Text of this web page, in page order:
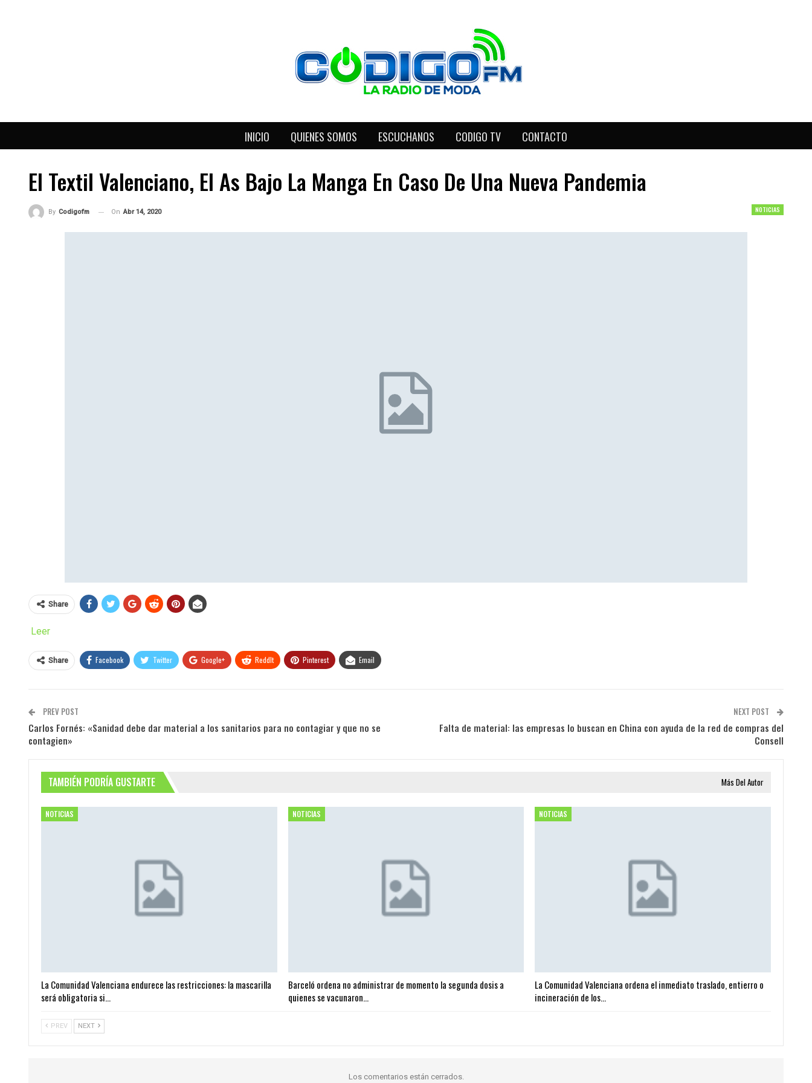
INICIO QUIENES SOMOS ESCUCHANOS CODIGO TV CONTACTO
El Textil Valenciano, El As Bajo La Manga En Caso De Una Nueva Pandemia
NOTICIAS
By Codigofm On Abr 14, 2020
Share
Leer
Share Facebook Twitter Google+ ReddIt Pinterest Email
PREV POST
Carlos Fornés: «Sanidad debe dar material a los sanitarios para no contagiar y que no se
contagien»
NEXT POST
Falta de material: las empresas lo buscan en China con ayuda de la red de compras del
Consell
TAMBIÉN PODRÍA GUSTARTE Más Del Autor
NOTICIAS
La Comunidad Valenciana endurece las restricciones: la mascarilla
será obligatoria si…
NOTICIAS
Barceló ordena no administrar de momento la segunda dosis a
quienes se vacunaron…
NOTICIAS
La Comunidad Valenciana ordena el inmediato traslado, entierro o
incineración de los…
PREV NEXT
Los comentarios están cerrados.